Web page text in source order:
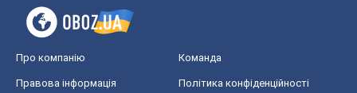
Про компанію Команда
Правова інформація Політика конфіденційності